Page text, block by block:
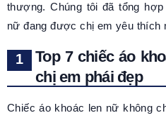
thượng. Chúng tôi đã tổng
nữ đang được chị em yêu thích
Top 7 chiếc áo
chị em phái đẹp
Chiếc áo khoác len nữ không